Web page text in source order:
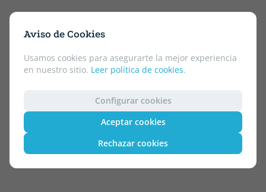
Aviso de Cookies
Usamos cookies para asegurarte la mejor experiencia
en nuestro sitio. Leer política de cookies.
Configurar cookies
Aceptar cookies
Rechazar cookies